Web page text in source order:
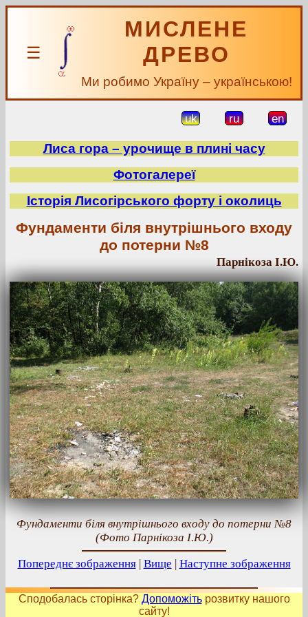
☰
МИСЛЕНЕ
ДРЕВО
Ми робимо Україну – українською!
uk ru en
Лиса гора – урочище в плині часу
Фотогалереї
Історія Лисогірського форту і околиць
Фундаменти біля внутрішнього входу
до потерни №8
Парнікоза І.Ю.
Фундаменти біля внутрішнього входу до потерни №8
(Фото Парнікоза І.Ю.)
Попереднє зображення| Вище | Наступне зображення
Сподобалась сторінка? Допоможітьрозвитку нашого
сайту!